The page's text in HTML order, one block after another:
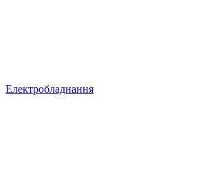
Електробладнання